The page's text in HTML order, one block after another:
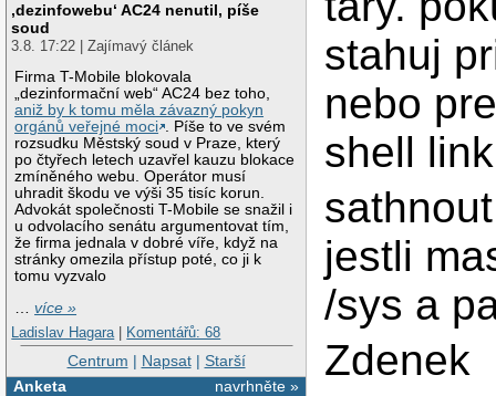
‚dezinfowebu‘ AC24 nenutil, píše
soud
3.8. 17:22 | Zajímavý článek
Firma T-Mobile blokovala
„dezinformační web“ AC24 bez toho,
aniž by k tomu měla závazný pokyn
orgánů veřejné moci . Píše to ve svém
rozsudku Městský soud v Praze, který
po čtyřech letech uzavřel kauzu blokace
zmíněného webu. Operátor musí
uhradit škodu ve výši 35 tisíc korun.
Advokát společnosti T-Mobile se snažil i
u odvolacího senátu argumentovat tím,
že firma jednala v dobré víře, když na
stránky omezila přístup poté, co ji k
tomu vyzvalo
…více »
Ladislav Hagara | Komentářů: 68
Centrum | Napsat| Starší
navrhněte »
Anketa
stahuj
nebo
shell
jestli
/sys a
Zdenek